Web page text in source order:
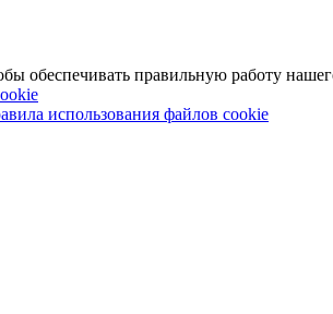
обеспечивать правильную работу
использования файлов cookie